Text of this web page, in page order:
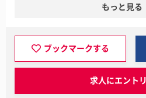
もっと見る
ブックマークする
求人にエント